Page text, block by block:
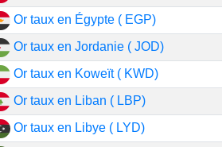
Or taux en Égypte ( EGP)
Or taux en Jordanie ( JOD)
Or taux en Koweït ( KWD)
Or taux en Liban ( LBP)
Or taux en Libye ( LYD)